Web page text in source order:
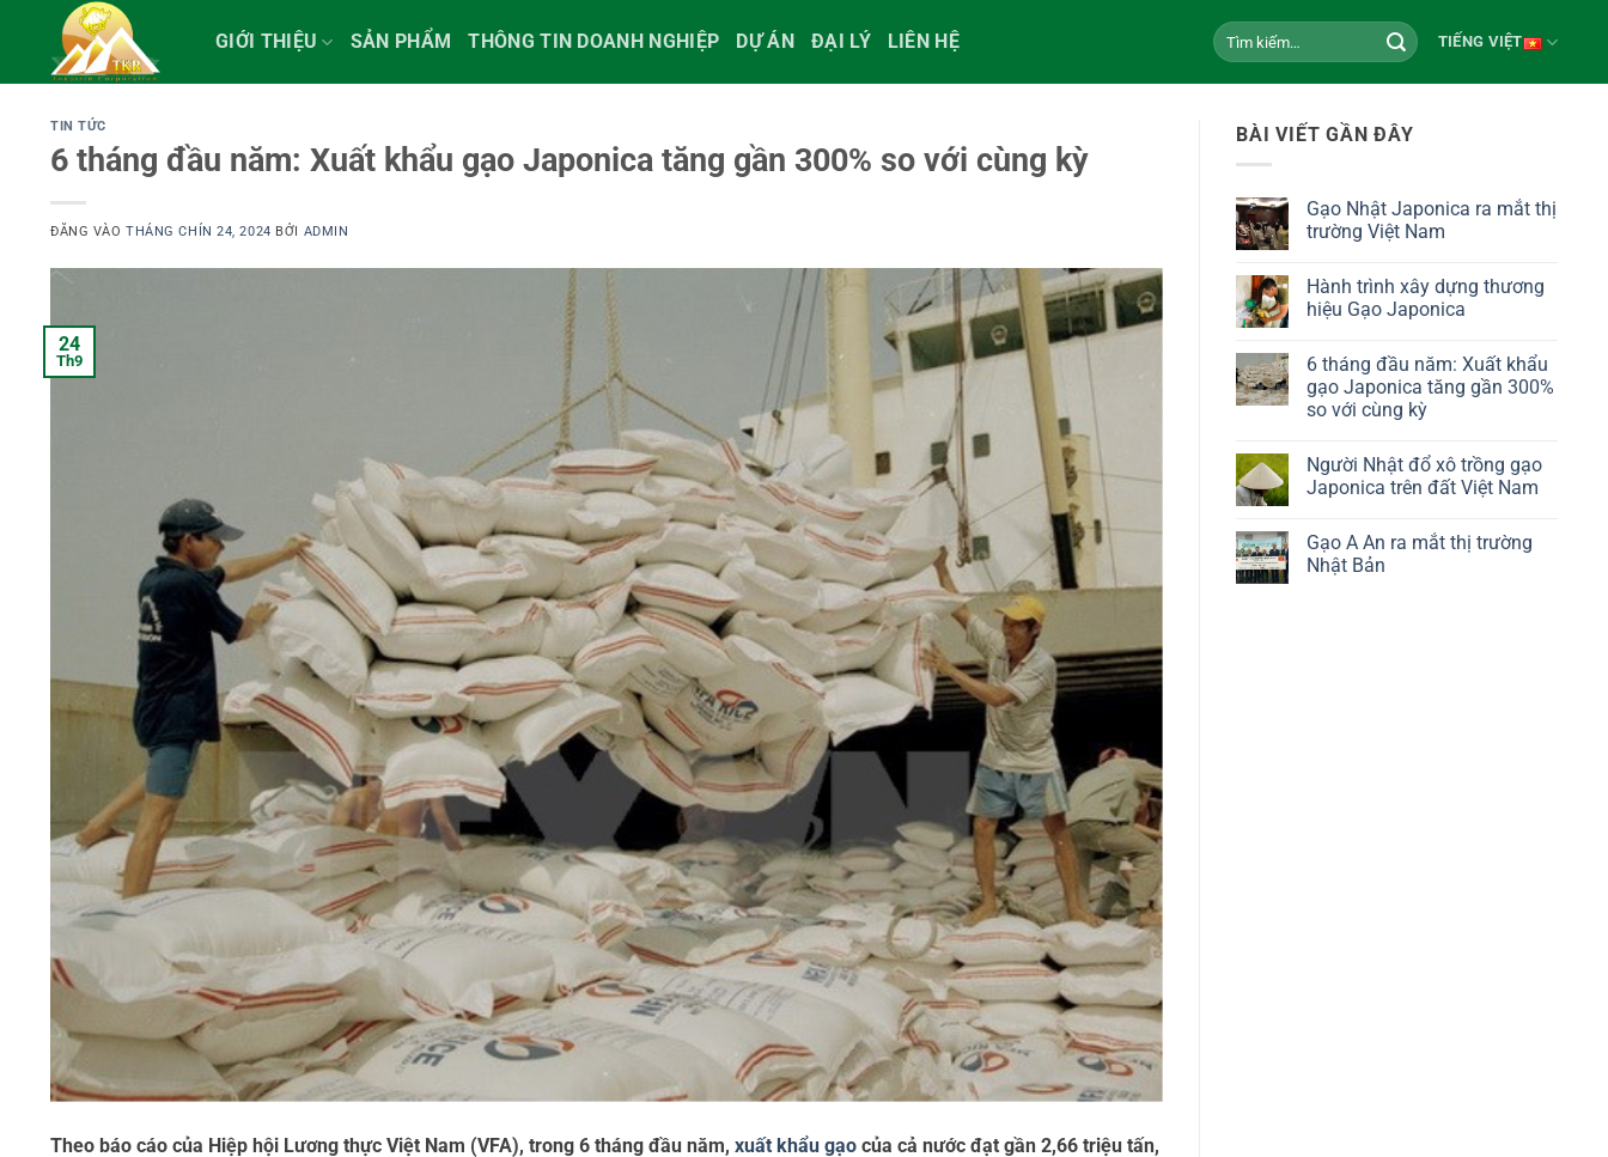
GIỚI THIỆU SẢN PHẨM THÔNG TIN DOANH NGHIỆP DỰ ÁN ĐẠI LÝ LIÊN HỆ
Tìm
kiếm:
TIẾNG VIỆT
TIN TỨC
6 tháng đầu năm: Xuất khẩu gạo Japonica tăng gần 300% so với cùng kỳ
ĐĂNG VÀOTHÁNG CHÍN 24, 2024 BỞI ADMIN
24
Th9
Theo báo cáo của Hiệp hội Lương thực Việt Nam (VFA), trong 6 tháng đầu năm, xuất khẩu gạo của cả nước đạt gần 2,66 triệu tấn,
BÀI VIẾT GẦN ĐÂY
Gạo Nhật Japonica ra mắt thị
trường Việt Nam
Hành trình xây dựng thương
hiệu Gạo Japonica
6 tháng đầu năm: Xuất khẩu
gạo Japonica tăng gần 300%
so với cùng kỳ
Người Nhật đổ xô trồng gạo
Japonica trên đất Việt Nam
Gạo A An ra mắt thị trường
Nhật Bản